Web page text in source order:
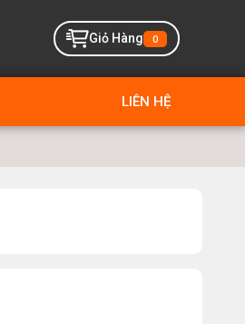
Giỏ Hàng 0
LIÊN HỆ